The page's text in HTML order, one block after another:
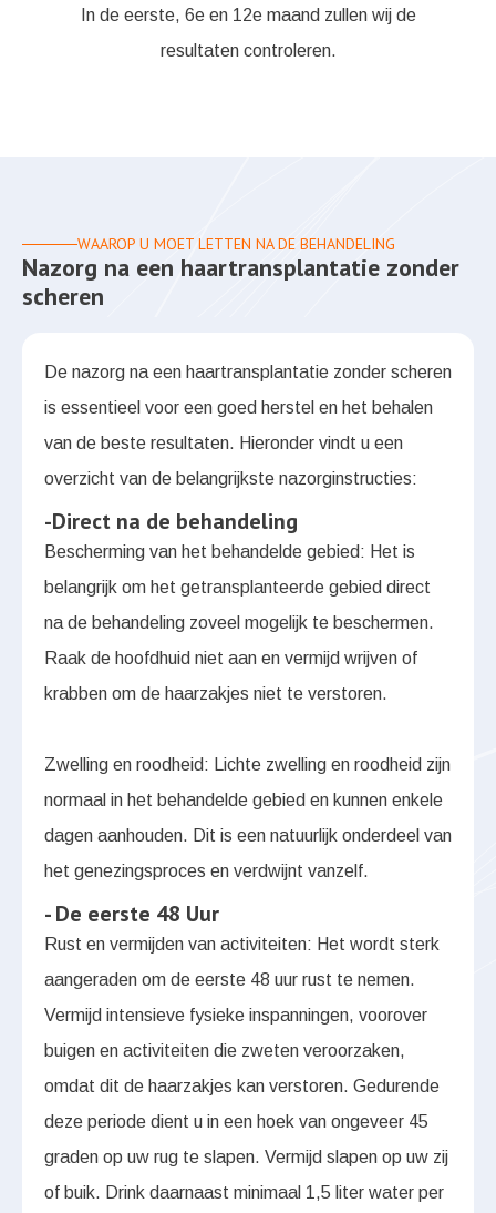
In de eerste, 6e en 12e maand zullen wij de
resultaten controleren.
WAAROP U MOET LETTEN NA DE BEHANDELING
Nazorg na een haartransplantatie zonder
scheren
De nazorg na een haartransplantatie zonder scheren
is essentieel voor een goed herstel en het behalen
van de beste resultaten. Hieronder vindt u een
overzicht van de belangrijkste nazorginstructies:
-Direct na de behandeling
Bescherming van het behandelde gebied: Het is
belangrijk om het getransplanteerde gebied direct
na de behandeling zoveel mogelijk te beschermen.
Raak de hoofdhuid niet aan en vermijd wrijven of
krabben om de haarzakjes niet te verstoren.
Zwelling en roodheid: Lichte zwelling en roodheid zijn
normaal in het behandelde gebied en kunnen enkele
dagen aanhouden. Dit is een natuurlijk onderdeel van
het genezingsproces en verdwijnt vanzelf.
- De eerste 48 Uur
Rust en vermijden van activiteiten: Het wordt sterk
aangeraden om de eerste 48 uur rust te nemen.
Vermijd intensieve fysieke inspanningen, voorover
buigen en activiteiten die zweten veroorzaken,
omdat dit de haarzakjes kan verstoren. Gedurende
deze periode dient u in een hoek van ongeveer 45
graden op uw rug te slapen. Vermijd slapen op uw zij
of buik. Drink daarnaast minimaal 1,5 liter water per